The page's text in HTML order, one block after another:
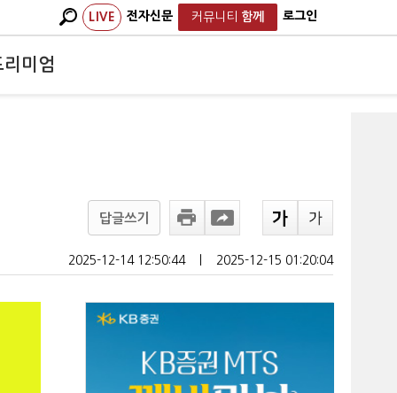
LIVE 전자신문 커뮤니티 함께 로그인
리미엄
답글쓰기
2025-12-14 12:50:44 2025-12-15 01:20:04